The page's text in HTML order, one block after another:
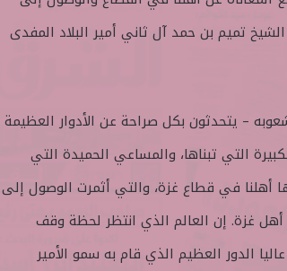
تميم بن حمد آل ثاني أمير البلاد المفدى
– يتحدثون بكل صراحة عن الأدوار العظيمة
التي تبناها، والمساعي الحميدة التي
أهلنا في قطاع غزة، والتي أثمرت الوصول إلى
غزة. إن العالم الذي انتظر لحظة وقف
الدور العظيم الذي قام به سمو الأمير